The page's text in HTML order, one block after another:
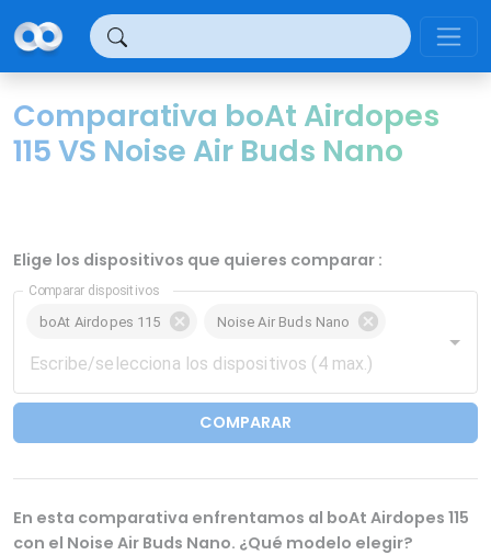
Comparativa boAt Airdopes
115 VS Noise Air Buds Nano
Elige los dispositivos que quieres comparar :
Comparar dispositivos
boAt Airdopes 115 Noise Air Buds Nano
COMPARAR
En esta comparativa enfrentamos al boAt Airdopes 115
con el Noise Air Buds Nano. ¿Qué modelo elegir?
Panel de gestión de cookies